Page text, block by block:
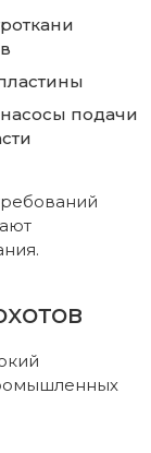
подачи